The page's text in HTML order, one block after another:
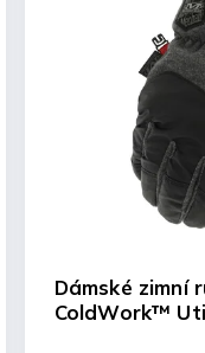
Dámské zimní
ColdWork™